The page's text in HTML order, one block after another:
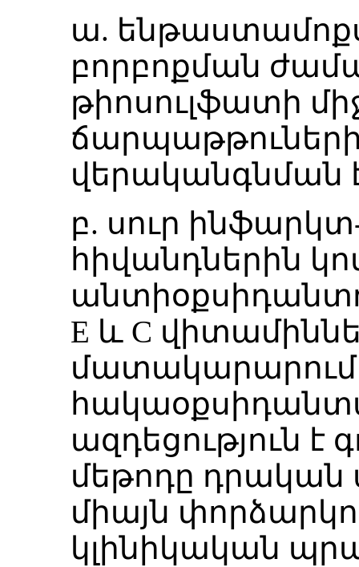
ա.
բորբոքման
թիոսուլֆատի
վերականգնման
բ. սուր
հիվանդներին
Е և С
ազդեցություն է
մեթոդը դրական
միայն
կլինիկական